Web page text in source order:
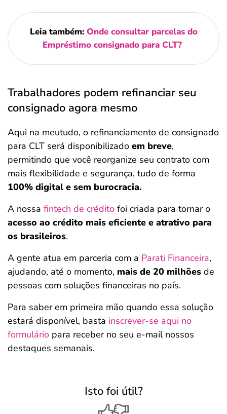
Leia também: Onde consultar parcelas do
Empréstimo consignado para CLT?
Trabalhadores podem refinanciar seu
consignado agora mesmo
Aqui na meutudo, o refinanciamento de consignado
para CLT será disponibilizado em breve,
permitindo que você reorganize seu contrato com
mais flexibilidade e segurança, tudo de forma
100% digital e sem burocracia.
A nossa fintech de crédito foi criada para tornar o
acesso ao crédito mais eficiente e atrativo para
os brasileiros.
A gente atua em parceria com a Parati Financeira,
ajudando, até o momento, mais de 20 milhões de
pessoas com soluções financeiras no país.
Para saber em primeira mão quando essa solução
estará disponível, basta inscrever-se aqui no
formulário para receber no seu e-mail nossos
destaques semanais.
Isto foi útil?